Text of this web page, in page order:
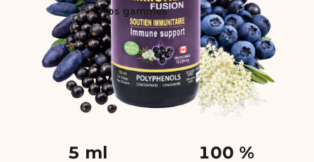
Nos gammes
5 ml 100 %